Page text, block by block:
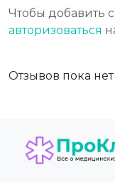
Чтобы добавить
авторизоваться
Отзывов пока нет